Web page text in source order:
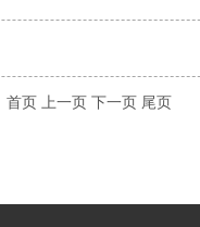
首页 上一页 下一页 尾页